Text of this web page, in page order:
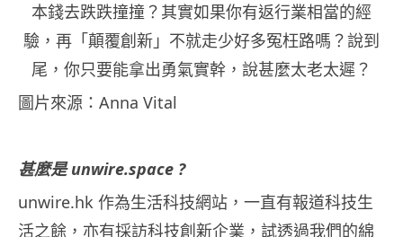
本錢去跌跌撞撞？其實如果你有返行業相當的經
驗，再「顛覆創新」不就走少好多冤枉路嗎？說到
尾，你只要能拿出勇氣實幹，說甚麼太老太遲？
圖片來源：Anna Vital
甚麼是 unwire.space ?
unwire.hk 作為生活科技網站，一直有報道科技生
活之餘，亦有採訪科技創新企業，試透過我們的綿